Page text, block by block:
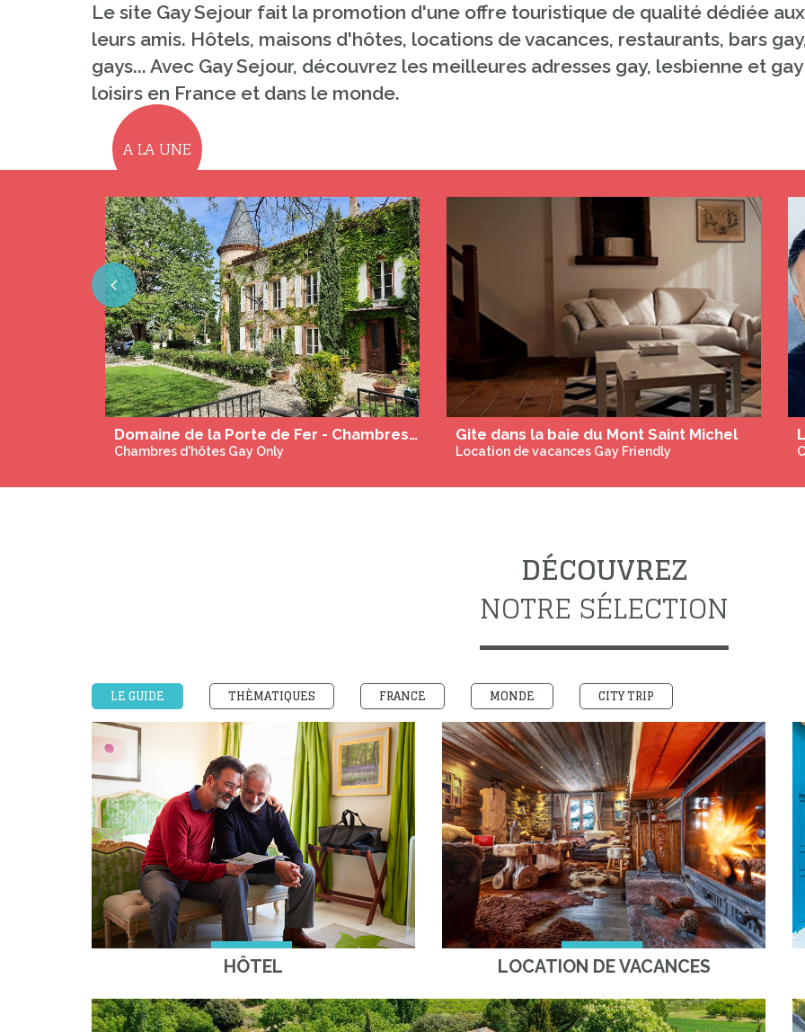
Le site Gay Sejour fait la promotion d'une offre touristique de qualité dédiée
leurs amis. Hôtels, maisons d'hôtes, locations de vacances, restaurants, bars
gays... Avec Gay Sejour, découvrez les meilleures adresses gay, lesbienne et
loisirs en France et dans le monde.
A LA UNE
Previous
Domaine de la Porte de Fer - Chambres d'hôtes gay aux porte de Carcassonne
Chambres d'hôtes Gay Only
Gite dans la baie du Mont Saint Michel
Location de vacances Gay Friendly
DÉCOUVREZ
NOTRE SÉLECTION
LE GUIDE THÈMATIQUES FRANCE MONDE CITY TRIP
HÔTEL LOCATION DE VACANCES